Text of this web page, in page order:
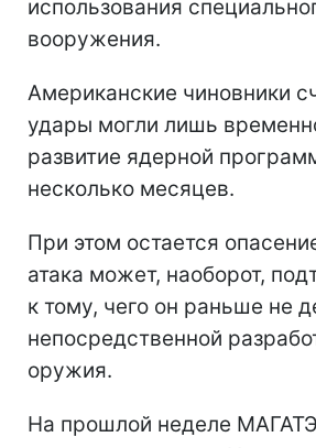
использования
вооружения.
Американские чиновники
удары могли лишь
развитие ядерной
несколько месяцев.
При этом остается
атака может, наоборот,
к тому, чего он раньше не
непосредственной
оружия.
На прошлой неделе МАГАТЭ